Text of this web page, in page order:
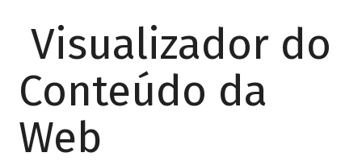
Visualizador do
Conteúdo da
Web